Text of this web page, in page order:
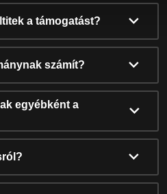
a támogatást?
számít?
egyébként a